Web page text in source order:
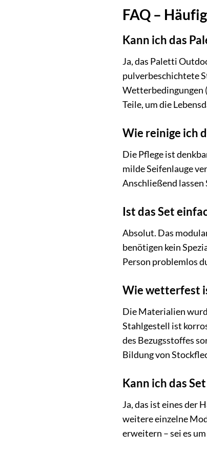
FAQ –
Kann ich das
Ja, das Paletti
pulverbeschichtete
Wetterbedingungen
Teile, um die
Wie reinige ich
Die Pflege ist
milde Seifenlauge
Anschließend lassen
Ist das Set
Absolut. Das
benötigen kein
Person problemlos
Wie wetterfest
Die Materialien
Stahlgestell ist
des Bezugsstoffes
Bildung von
Kann ich das
Ja, das ist eines der
weitere einzelne
erweitern – sei es